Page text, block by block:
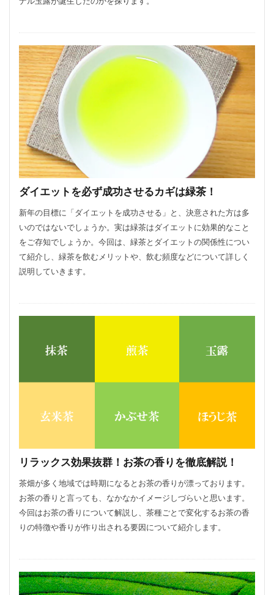
ダイエットを必ず成功させるカギは緑茶！
新年の目標に「ダイエットを成功させる」と、決意された方は多
いのではないでしょうか。実は緑茶はダイエットに効果的なこと
をご存知でしょうか。今回は、緑茶とダイエットの関係性につい
て紹介し、緑茶を飲むメリットや、飲む頻度などについて詳しく
説明していきます。
リラックス効果抜群！お茶の香りを徹底解説！
茶畑が多く地域では時期になるとお茶の香りが漂っております。
お茶の香りと言っても、なかなかイメージしづらいと思います。
今回はお茶の香りについて解説し、茶種ごとで変化するお茶の香
りの特徴や香りが作り出される要因について紹介します。